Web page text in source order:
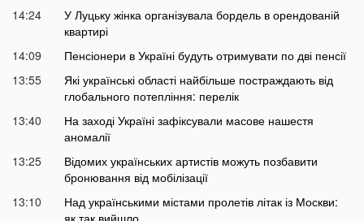
14:24
У Луцьку жінка організувала бордель в орендованій
квартирі
14:09
Пенсіонери в Україні будуть отримувати по дві пенсії
13:55
Які українські області найбільше постраждають від
глобального потепління: перелік
13:40
На заході Україні зафіксували масове нашестя
аномалії
13:25
Відомих українських артистів можуть позбавити
бронювання від мобілізації
13:10
Над українськими містами пролетів літак із Москви: